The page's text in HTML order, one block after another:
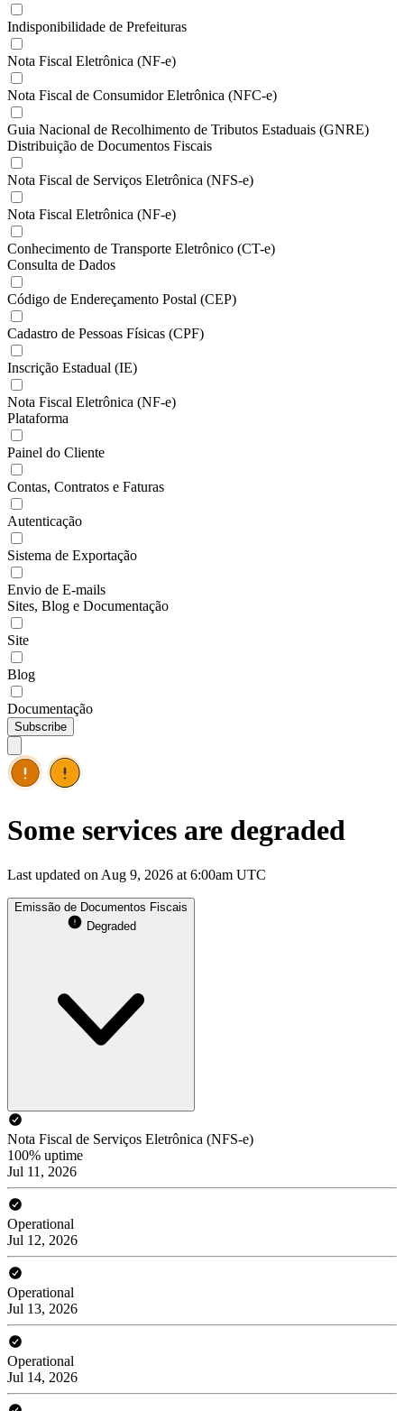
Indisponibilidade de Prefeituras
Nota Fiscal Eletrônica (NF-e)
Nota Fiscal de Consumidor Eletrônica (NFC-e)
Guia Nacional de Recolhimento de Tributos Estaduais (GNRE)
Distribuição de Documentos Fiscais
Nota Fiscal de Serviços Eletrônica (NFS-e)
Nota Fiscal Eletrônica (NF-e)
Conhecimento de Transporte Eletrônico (CT-e)
Consulta de Dados
Código de Endereçamento Postal (CEP)
Cadastro de Pessoas Físicas (CPF)
Inscrição Estadual (IE)
Nota Fiscal Eletrônica (NF-e)
Plataforma
Painel do Cliente
Contas, Contratos e Faturas
Autenticação
Sistema de Exportação
Envio de E-mails
Sites, Blog e Documentação
Site
Blog
Documentação
Subscribe
Some services are degraded
Last updated on Aug 9, 2026 at 6:00am UTC
Emissão de Documentos Fiscais
Degraded
Nota Fiscal de Serviços Eletrônica (NFS-e)
100% uptime
Jul 11, 2026
Operational
Jul 12, 2026
Operational
Jul 13, 2026
Operational
Jul 14, 2026